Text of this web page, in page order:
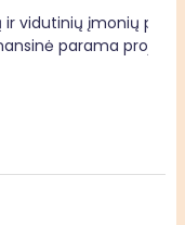
vidutinių įmonių
parama